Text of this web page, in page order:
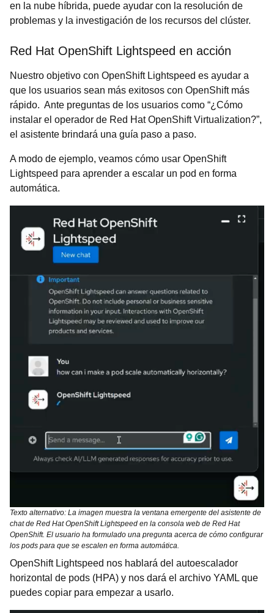
en la nube híbrida, puede ayudar con la resolución de
problemas y la investigación de los recursos del clúster.
Red Hat OpenShift Lightspeed en acción
Nuestro objetivo con OpenShift Lightspeed es ayudar a
que los usuarios sean más exitosos con OpenShift más
rápido. Ante preguntas de los usuarios como “¿Cómo
instalar el operador de Red Hat OpenShift Virtualization?”,
el asistente brindará una guía paso a paso.
A modo de ejemplo, veamos cómo usar OpenShift
Lightspeed para aprender a escalar un pod en forma
automática.
Texto alternativo: La imagen muestra la ventana emergente del asistente de
chat de Red Hat OpenShift Lightspeed en la consola web de Red Hat
OpenShift. El usuario ha formulado una pregunta acerca de cómo configurar
los pods para que se escalen en forma automática.
OpenShift Lightspeed nos hablará del autoescalador
horizontal de pods (HPA) y nos dará el archivo YAML que
puedes copiar para empezar a usarlo.